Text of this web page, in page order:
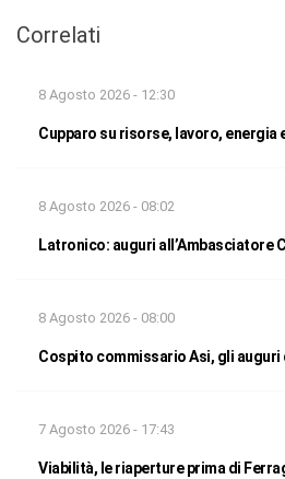
Correlati
8 Agosto 2026 - 12:30
Cupparo su risorse, lavoro, energia
8 Agosto 2026 - 08:02
Latronico: auguri all’Ambasciatore
8 Agosto 2026 - 08:00
Cospito commissario Asi, gli auguri
7 Agosto 2026 - 17:43
Viabilità, le riaperture prima di